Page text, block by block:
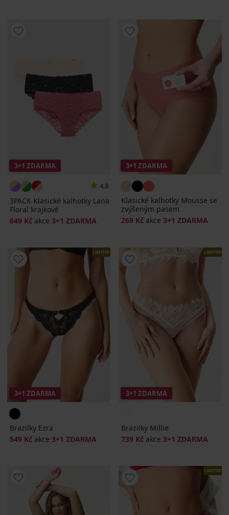
3+1 ZDARMA
4,8
3PACK Klasické kalhotky Lana
Floral krajkové
649 Kč akce 3+1 ZDARMA
3+1 ZDARMA
Klasické kalhotky Mousse se
zvýšeným pasem
269 Kč akce 3+1 ZDARMA
LIMITED
3+1 ZDARMA
Brazilky Ezra
549 Kč akce 3+1 ZDARMA
LIMITED
3+1 ZDARMA
Brazilky Millie
739 Kč akce 3+1 ZDARMA
LIMITED